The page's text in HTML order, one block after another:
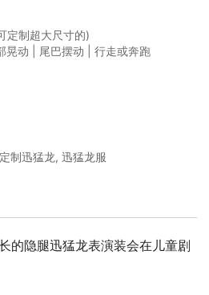
定制超大尺寸的)
晃动 | 尾巴摆动 | 行走或奔跑
定制迅猛龙, 迅猛龙服
的隐腿迅猛龙表演装会在儿童剧